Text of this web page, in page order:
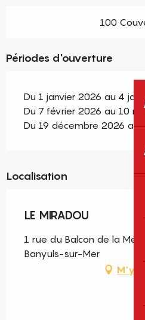
100
Périodes d'ouverture
Du 1 janvier 2026 au 4
Du 7 février 2026 au 10
Du 19 décembre 2026 au
Localisation
LE MIRADOU
1 rue du Balcon de la
Banyuls-sur-Mer
M'y